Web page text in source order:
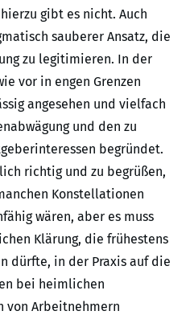
gibt es nicht. Auch
sauberer Ansatz, die
zu legitimieren. In der
vor in engen Grenzen
angesehen und vielfach
und den zu
begründet.
richtig und zu begrüßen,
Konstellationen
wären, aber es muss
Klärung, die frühestens
dürfte, in der Praxis auf die
bei heimlichen
von Arbeitnehmern